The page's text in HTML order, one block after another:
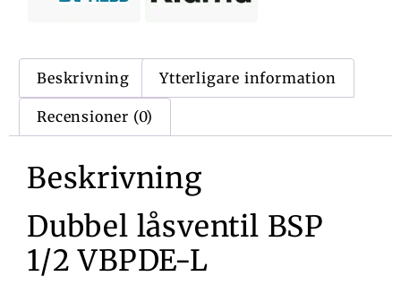
Beskrivning Ytterligare information
Recensioner (0)
Beskrivning
Dubbel låsventil BSP
1/2 VBPDE-L